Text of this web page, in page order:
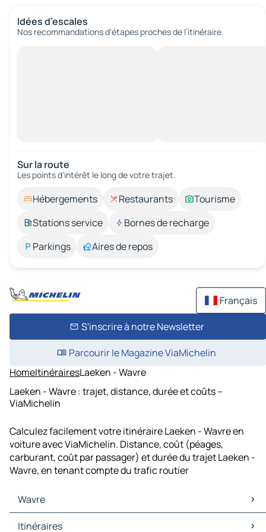
Idées d’escales
Nos recommandations d'étapes proches de l’itinéraire.
Sur la route
Les points d’intérêt le long de votre trajet.
Hébergements Restaurants
Tourisme
Stations service
Bornes de recharge
Parkings
Aires de repos
Français
S'inscrire à notre Newsletter
Parcourir le Magazine ViaMichelin
HomeItinérairesLaeken - Wavre
Laeken - Wavre : trajet, distance, durée et coûts –
ViaMichelin
Calculez facilement votre itinéraire Laeken - Wavre en
voiture avec ViaMichelin. Distance, coût (péages,
carburant, coût par passager) et durée du trajet Laeken -
Wavre, en tenant compte du trafic routier
Wavre
Wavre Cartes et plans
Itinéraires